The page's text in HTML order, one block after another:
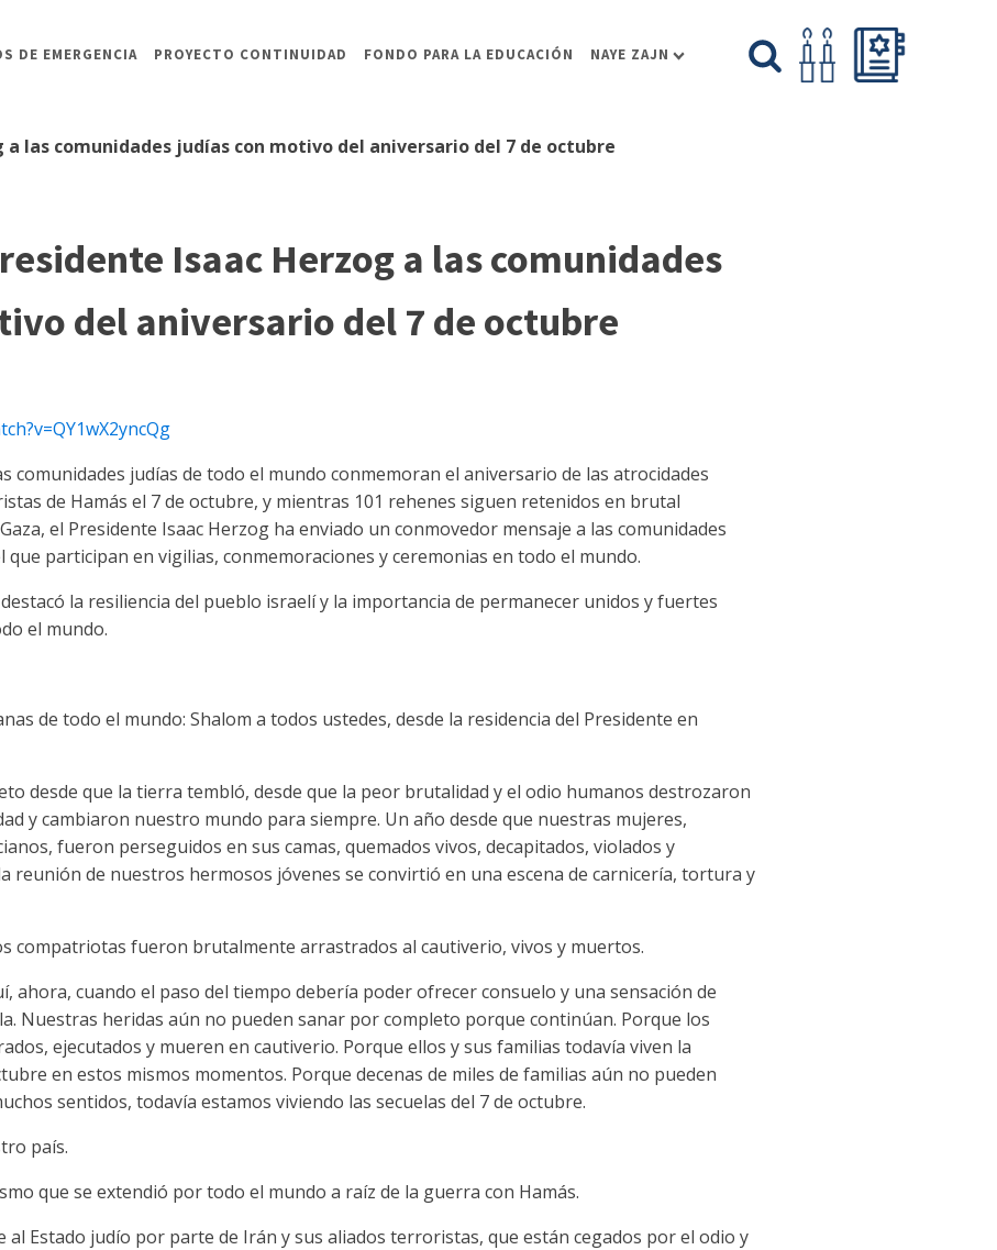
DE EMERGENCIA PROYECTO CONTINUIDAD FONDO PARA LA EDUCACIÓN NAYE ZAJN
las comunidades judías con motivo del aniversario del 7 de octubre
Isaac Herzog a las comunidades
del aniversario del 7 de octubre
comunidades judías de todo el mundo conmemoran el aniversario de las atrocidades
de Hamás el 7 de octubre, y mientras 101 rehenes siguen retenidos en brutal
el Presidente Isaac Herzog ha enviado un conmovedor mensaje a las comunidades
que participan en vigilias, conmemoraciones y ceremonias en todo el mundo.
la resiliencia del pueblo israelí y la importancia de permanecer unidos y fuertes
el mundo.
de todo el mundo: Shalom a todos ustedes, desde la residencia del Presidente en
desde que la tierra tembló, desde que la peor brutalidad y el odio humanos destrozaron
y cambiaron nuestro mundo para siempre. Un año desde que nuestras mujeres,
fueron perseguidos en sus camas, quemados vivos, decapitados, violados y
reunión de nuestros hermosos jóvenes se convirtió en una escena de carnicería, tortura y
compatriotas fueron brutalmente arrastrados al cautiverio, vivos y muertos.
ahora, cuando el paso del tiempo debería poder ofrecer consuelo y una sensación de
Nuestras heridas aún no pueden sanar por completo porque continúan. Porque los
ejecutados y mueren en cautiverio. Porque ellos y sus familias todavía viven la
en estos mismos momentos. Porque decenas de miles de familias aún no pueden
sentidos, todavía estamos viviendo las secuelas del 7 de octubre.
país.
que se extendió por todo el mundo a raíz de la guerra con Hamás.
al Estado judío por parte de Irán y sus aliados terroristas, que están cegados por el odio y